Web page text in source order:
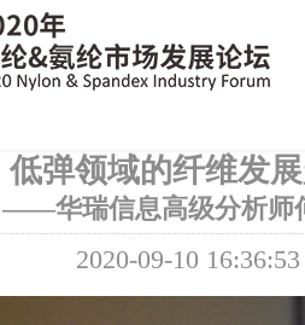
低弹领域的纤维发
——华瑞信息高级分析师
2020-09-10 16:36:53